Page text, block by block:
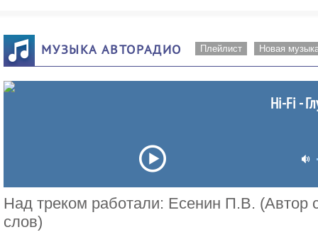
МУЗЫКА АВТОРАДИО Плейлист Новая
Hi-Fi -
Над треком работали: Есенин П.В. (Автор
слов)